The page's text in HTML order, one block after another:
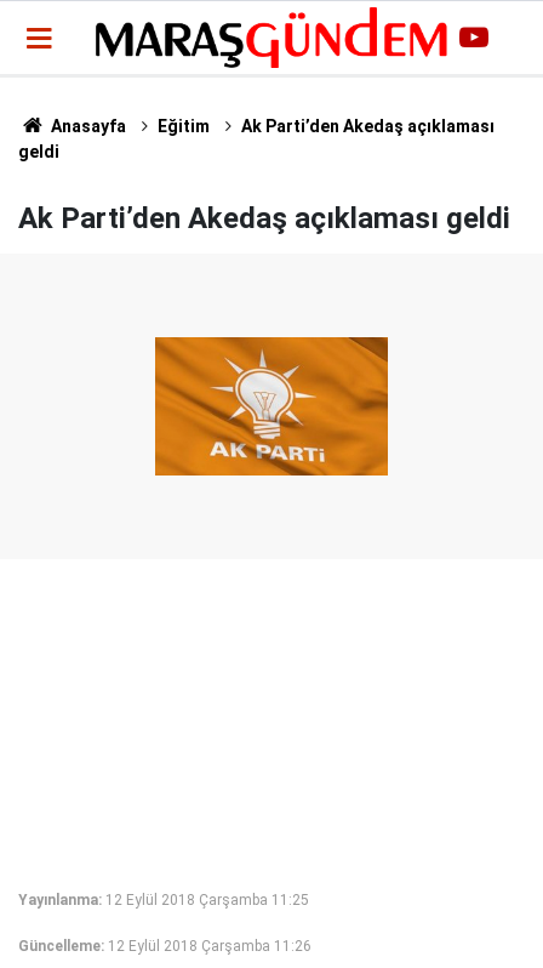
Anasayfa Eğitim
Ak Parti’den Akedaş açıklaması
geldi
Ak Parti’den Akedaş açıklaması geldi
Yayınlanma: 12 Eylül 2018 Çarşamba 11:25
Güncelleme: 12 Eylül 2018 Çarşamba 11:26